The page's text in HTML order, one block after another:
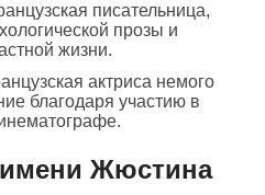
писательница,
прозы и
жизни.
актриса немого
благодаря участию в
Жюстина